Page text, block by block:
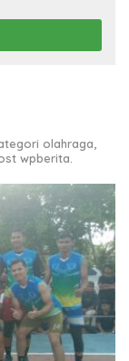
olahraga,
wpberita.